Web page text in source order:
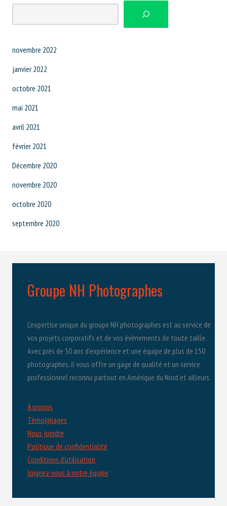
novembre 2022
janvier 2022
octobre 2021
mai 2021
avril 2021
février 2021
Décembre 2020
novembre 2020
octobre 2020
septembre 2020
Groupe NH Photographes
L’expertise unique du groupe NH photographes est au service de
vos projets corporatifs et de vos évènements de toute taille.
Avec près de 50 ans d’expérience et une équipe de plus de 150
photographes, il vous offre un gage de qualité et un service
professionnel reconnu partout en Amérique du Nord et ailleurs.
À propos
Témoignages
Nous joindre
Politique de confidentialité
Conditions d'utilisation
Joignez-vous à notre équipe